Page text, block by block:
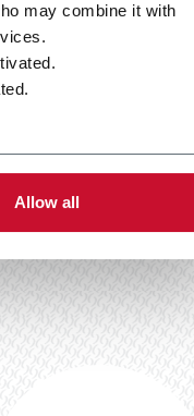
may combine it with
Allow all